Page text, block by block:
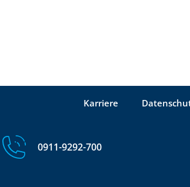
Karriere
0911-9292-700